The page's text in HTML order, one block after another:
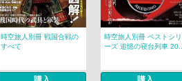
時空旅人別冊 戦国合戦の
すべて
時空旅人別冊 ベストシリ
ーズ 追憶の寝台列車 20...